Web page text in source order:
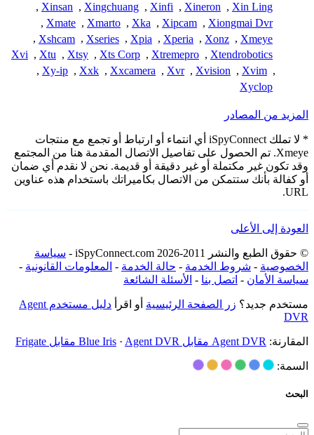
Xin Ling
,
Xineron
,
Xinfi
,
Xingchuang
,
Xinsan
,
Xiongmai Dvr
,
Xipcam
,
Xka
,
Xmarto
,
Xmate
,
Xmeye
,
Xonz
,
Xperia
,
Xpia
,
Xseries
,
Xshcam
,
Xtendrobotics
,
Xtremepro
,
Xts Corp
,
Xtsy
,
Xtu
,
Xvi
,
Xvim
,
Xvision
,
Xvr
,
Xxcamera
,
Xxk
,
Xy-ip
,
Xyclop
المزيد من المصادر
* لا تملك iSpyConnect أي انتماء أو ارتباط أو تجمع مع منتجات
Xmeye. تم الحصول على تفاصيل الاتصال المقدمة هنا من المجتمع
وقد تكون غير مكتملة أو غير دقيقة أو قديمة. نحن لا نقدم أي ضمان
أو كفالة بأنك ستتمكن من الاتصال بكاميراتك باستخدام هذه عناوين
URL.
العودة إلى الأعلى
© حقوق الطبع والنشر 2011-2026 iSpyConnect.com -
سياسة
الخصوصية - شروط الخدمة - حالة الخدمة - المعلومات القانونية -
سياسة الأمان - اتصل بنا - الأسئلة الشائعة
مستخدم جديد؟ زر الصفحة الرئيسية أو اقرأ
دليل مستخدم Agent
DVR
المقارنة: Agent DVR مقابل Blue Iris · Agent DVR مقابل Frigate
السمة:
البحث